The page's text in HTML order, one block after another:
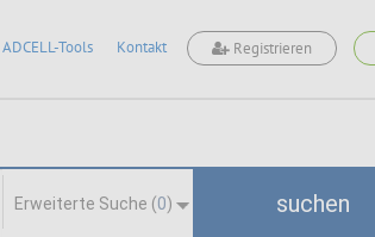
ADCELL-Tools Kontakt Registrieren
Erweiterte Suche (0) suchen